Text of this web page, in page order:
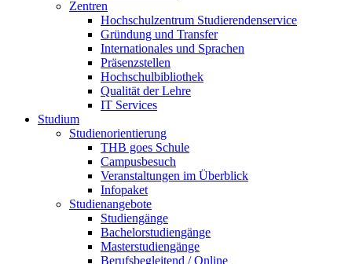
Zentren
Hochschulzentrum Studierendenservice
Gründung und Transfer
Internationales und Sprachen
Präsenzstellen
Hochschulbibliothek
Qualität der Lehre
IT Services
Studium
Studienorientierung
THB goes Schule
Campusbesuch
Veranstaltungen im Überblick
Infopaket
Studienangebote
Studiengänge
Bachelorstudiengänge
Masterstudiengänge
Berufsbegleitend / Online